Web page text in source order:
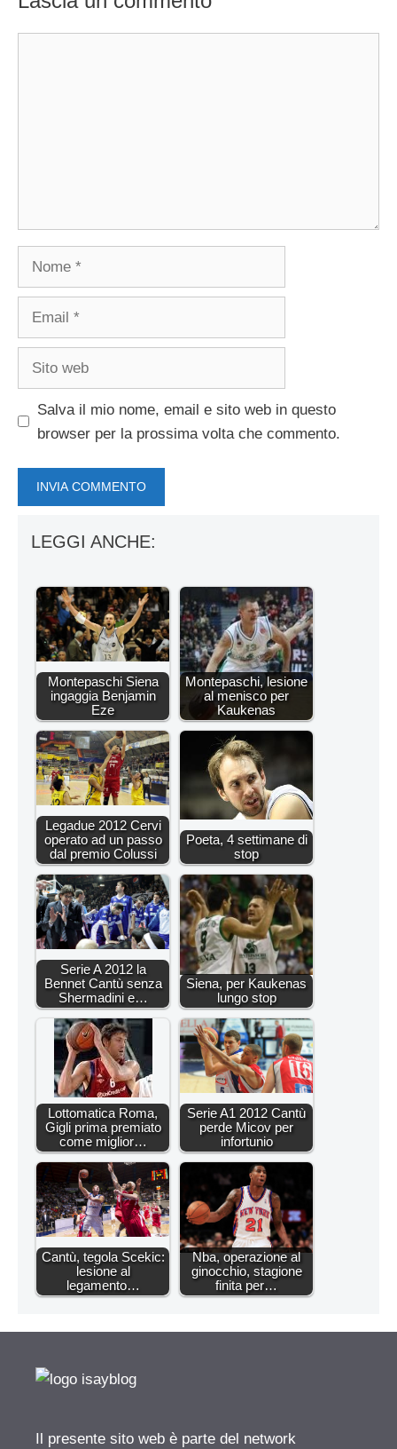
Salva il mio nome, email e sito web in questo
browser per la prossima volta che commento.
LEGGI ANCHE:
Montepaschi Siena
ingaggia Benjamin
Eze
Montepaschi, lesione
al menisco per
Kaukenas
Legadue 2012 Cervi
operato ad un passo
dal premio Colussi
Poeta, 4 settimane di
stop
Serie A 2012 la
Bennet Cantù senza
Shermadini e…
Siena, per Kaukenas
lungo stop
Lottomatica Roma,
Gigli prima premiato
come miglior…
Serie A1 2012 Cantù
perde Micov per
infortunio
Cantù, tegola Scekic:
lesione al
legamento…
Nba, operazione al
ginocchio, stagione
finita per…
Il presente sito web è parte del network